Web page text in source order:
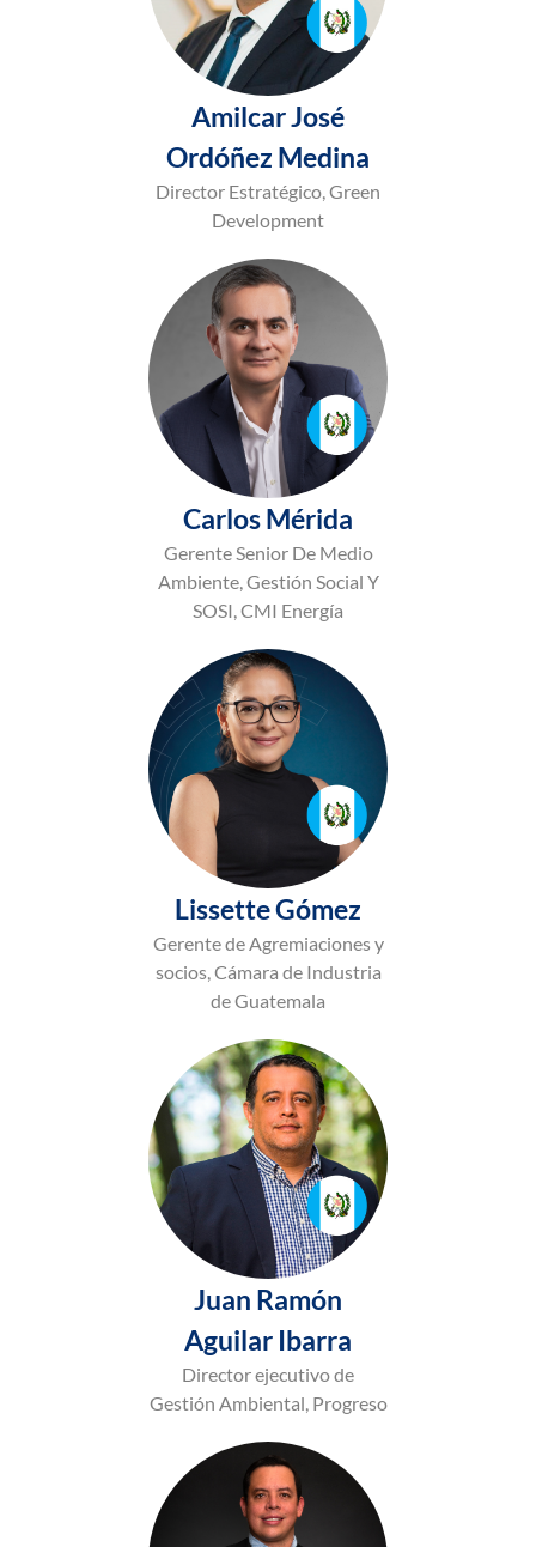
Amilcar José
Ordóñez Medina
Director Estratégico, Green
Development
Carlos Mérida
Gerente Senior De Medio
Ambiente, Gestión Social Y
SOSI, CMI Energía
Lissette Gómez
Gerente de Agremiaciones y
socios, Cámara de Industria
de Guatemala
Juan Ramón
Aguilar Ibarra
Director ejecutivo de
Gestión Ambiental, Progreso